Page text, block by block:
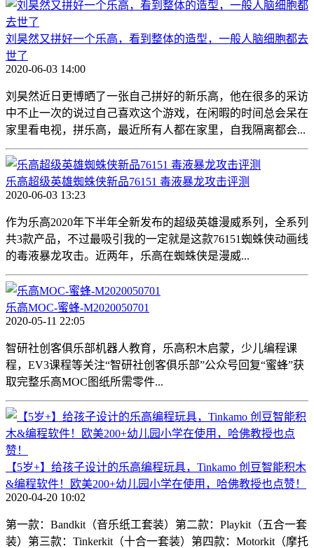
刘昊然又拼好一个乐高，看到整体的造型，一般人脑细胞都去
世了
2020-06-03 14:00
刘昊然近日更博晒了一张自己拼好的新乐高，他在很多的采访
中不止一次的说过自己喜欢这个游戏，在闲暇的时间总会呆在
家里看电视，拼乐高，最近所有人都在家里，自我隔离都会...
乐高超级英雄蜘蛛侠新品76151 毒液暴龙攻击评测
2020-06-03 13:23
作为乐高2020年下半年全新发布的超级英雄漫威系列，全系列
共3款产品，不过最吸引我的一定就是这款76151蜘蛛侠动画线
的毒液暴龙攻击。近两年，乐高在蜘蛛侠是漫威...
乐高MOC-蜜蜂-M2020050701
2020-05-11 22:05
智研社创客俱乐部机器人教育，乐高积木启蒙，少儿编程课
程，EV3课程等关注“智研社创客俱乐部”公众号回复“蜜蜂”获
取完整乐高MOC图纸所需零件...
【5岁+】给孩子设计的乐高编程玩具，Tinkamo 创豆智能积木
&编程软件！欧美200+幼儿园小学在使用，哈佛教授也点赞！
2020-04-20 10:02
第一款：Bandkit（音乐纸工套装）第二款：Playkit（五合一套
装）第三款：Tinkerkit（十合一套装）第四款：Motorkit（摩托